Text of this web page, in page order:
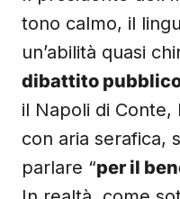
tono calmo, il
un’abilità quasi
dibattito pubblico
il Napoli di
con aria serafica,
parlare “per il
In realtà, come